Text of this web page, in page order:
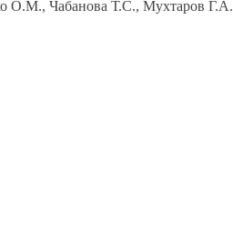
О.М., Чабанова Т.С., Мухтаров Г.А.